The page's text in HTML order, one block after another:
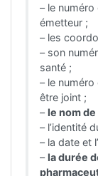
– le
émetteur ;
– les
– son
santé ;
– le
être joint ;
–le nom
– l’identité
– la date et
–la durée